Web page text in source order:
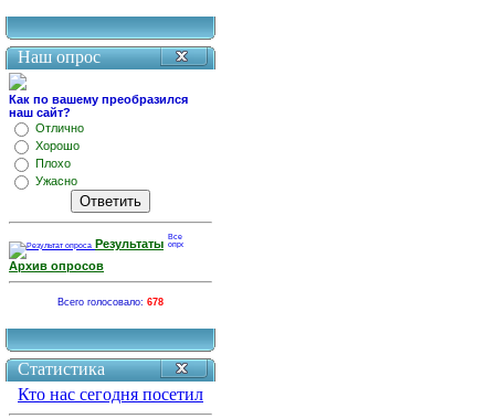
Наш опрос
Как по вашему преобразился
наш сайт?
Отлично
Хорошо
Плохо
Ужасно
Результаты
Архив опросов
Всего голосовало: 678
Статистика
Кто нас сегодня посетил